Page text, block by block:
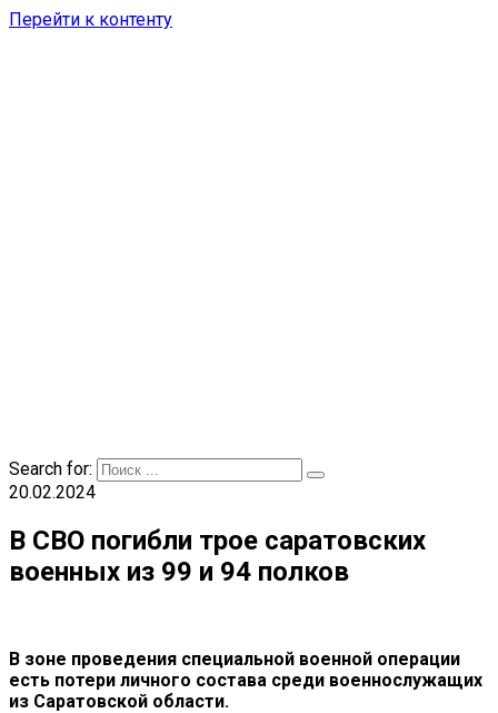
Перейти к контенту
Search for:
20.02.2024
В СВО погибли трое саратовских
военных из 99 и 94 полков
В зоне проведения специальной военной операции
есть потери личного состава среди военнослужащих
из Саратовской области.